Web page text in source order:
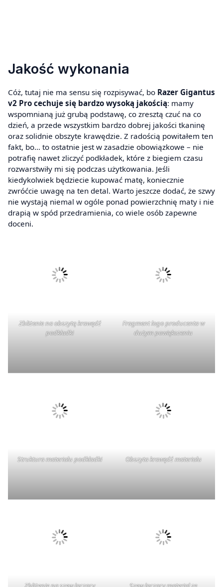
Jakość wykonania
Cóż, tutaj nie ma sensu się rozpisywać, bo Razer Gigantus
v2 Pro cechuje się bardzo wysoką jakością: mamy
wspomnianą już grubą podstawę, co zresztą czuć na co
dzień, a przede wszystkim bardzo dobrej jakości tkaninę
oraz solidnie obszyte krawędzie. Z radością powitałem ten
fakt, bo… to ostatnie jest w zasadzie obowiązkowe – nie
potrafię nawet zliczyć podkładek, które z biegiem czasu
rozwarstwiły mi się podczas użytkowania. Jeśli
kiedykolwiek będziecie kupować matę, koniecznie
zwróćcie uwagę na ten detal. Warto jeszcze dodać, że szwy
nie wystają niemal w ogóle ponad powierzchnię maty i nie
drapią w spód przedramienia, co wiele osób zapewne
doceni.
Zbliżenie na obszytą krawędź
podkładki
Fragment logo producenta w
dużym powiększeniu
Struktura materiału podkładki Obszyta krawędź materiału